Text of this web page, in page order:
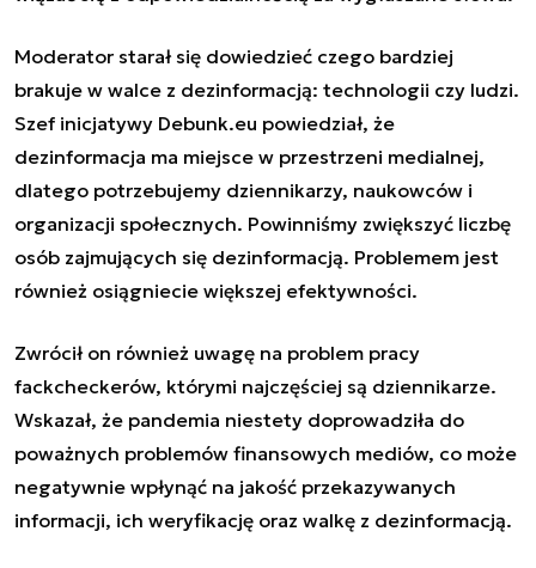
Moderator starał się dowiedzieć czego bardziej
brakuje w walce z dezinformacją: technologii czy ludzi.
Szef inicjatywy Debunk.eu powiedział, że
dezinformacja ma miejsce w przestrzeni medialnej,
dlatego potrzebujemy dziennikarzy, naukowców i
organizacji społecznych. Powinniśmy zwiększyć liczbę
osób zajmujących się dezinformacją. Problemem jest
również osiągniecie większej efektywności.
Zwrócił on również uwagę na problem pracy
fackcheckerów, którymi najczęściej są dziennikarze.
Wskazał, że pandemia niestety doprowadziła do
poważnych problemów finansowych mediów, co może
negatywnie wpłynąć na jakość przekazywanych
informacji, ich weryfikację oraz walkę z dezinformacją.